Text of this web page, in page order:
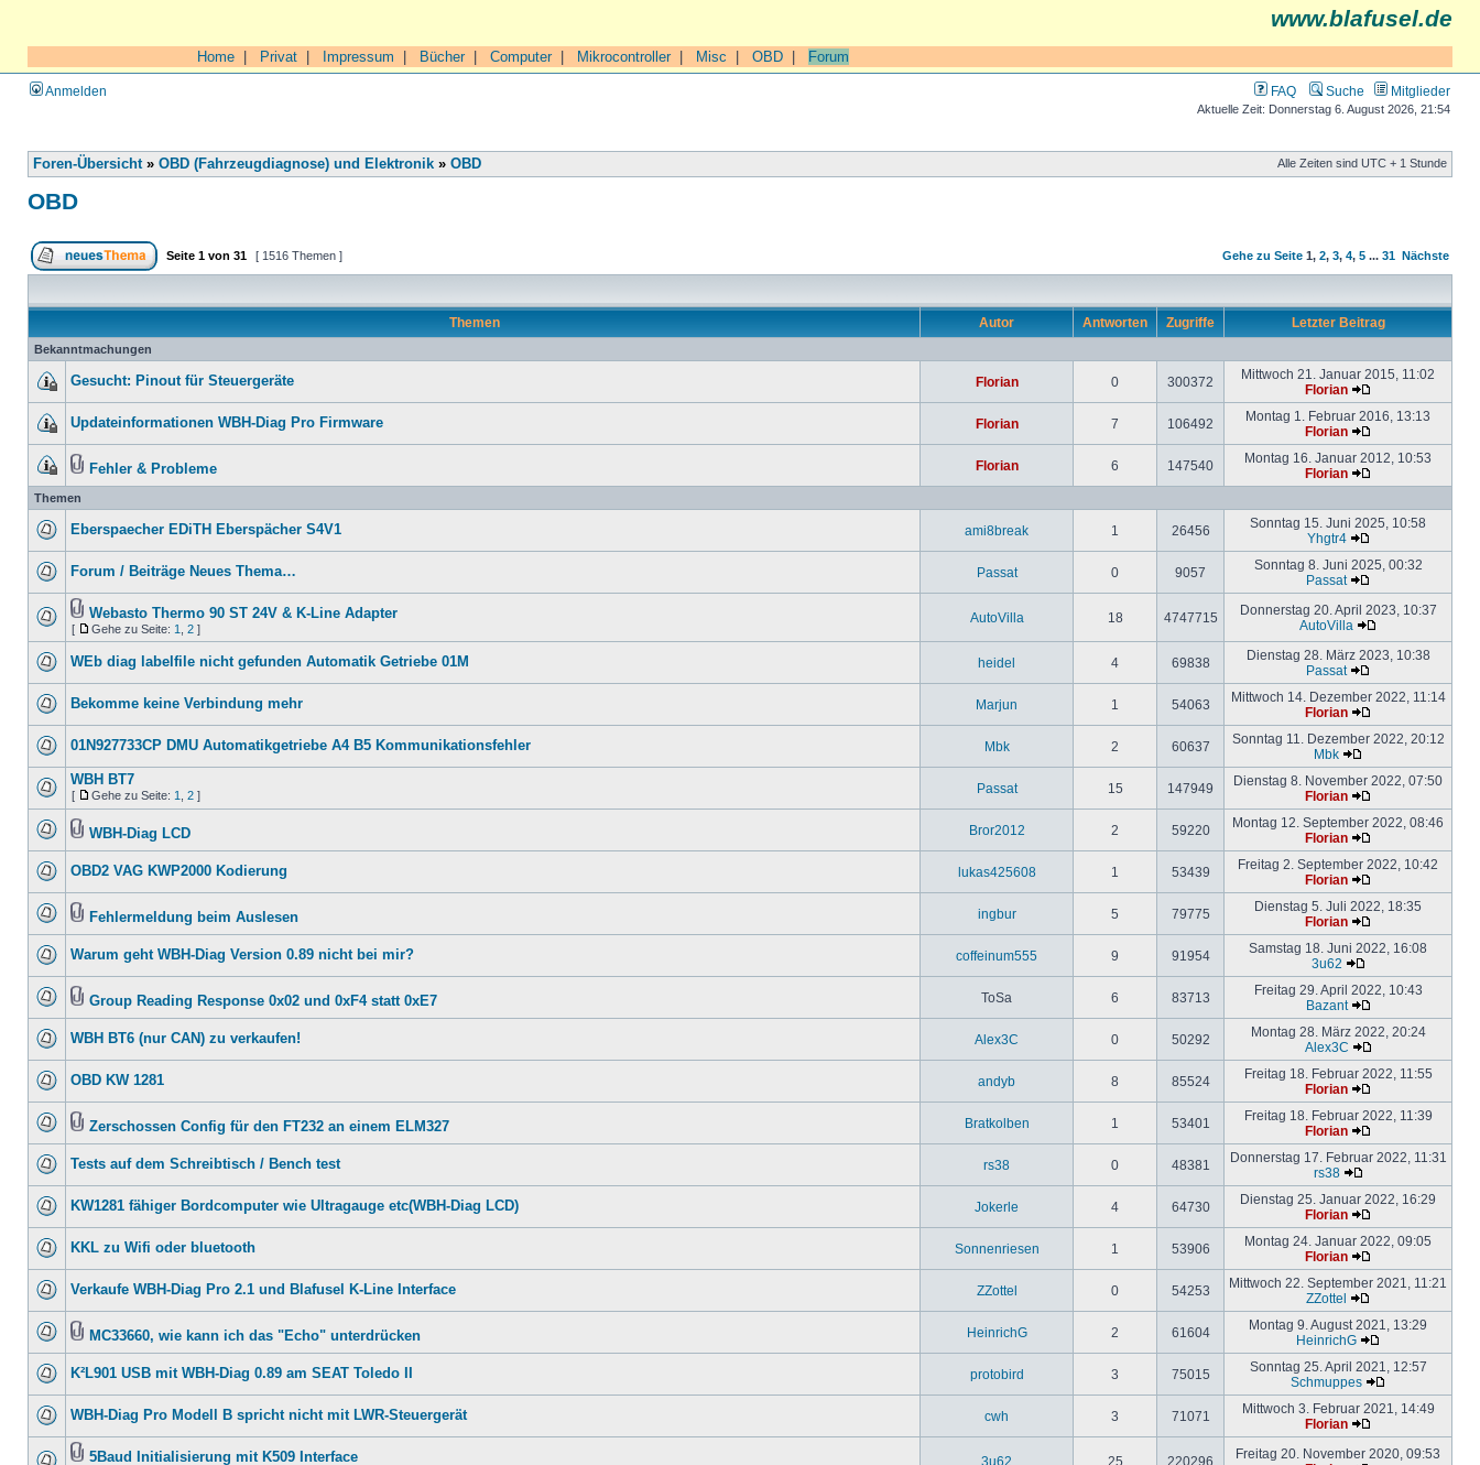
www.blafusel.de
Home Privat Impressum Bücher| Computer| Mikrocontroller| Misc OBD Forum
Anmelden FAQ Suche Mitglieder
Aktuelle Zeit: Donnerstag 6. August 2026, 21:54
Foren-Übersicht» OBD (Fahrzeugdiagnose) und Elektronik » OBD Alle Zeiten sind UTC + 1 Stunde
OBD
Seite 1 von 31 [ 1516 Themen ] Gehe zu Seite 1, 2, 3, 4, 5 ... 31 Nächste
Themen Autor Antworten Zugriffe Letzter Beitrag
Bekanntmachungen
Gesucht: Pinout für Steuergeräte Florian 0 300372
Mittwoch 21. Januar 2015, 11:02
Florian
Updateinformationen WBH-Diag Pro Firmware Florian 7 106492
Montag 1. Februar 2016, 13:13
Florian
Fehler & Probleme Florian 6 147540
Montag 16. Januar 2012, 10:53
Florian
Themen
Eberspaecher EDiTH Eberspächer S4V1 ami8break 1 26456
Sonntag 15. Juni 2025, 10:58
Yhgtr4
Forum / Beiträge Neues Thema… Passat 0 9057
Sonntag 8. Juni 2025, 00:32
Passat
Webasto Thermo 90 ST 24V & K-Line Adapter
[ Gehe zu Seite: 1 2 ]
AutoVilla 18 4747715
Donnerstag 20. April 2023, 10:37
AutoVilla
WEb diag labelfile nicht gefunden Automatik Getriebe 01M heidel 4 69838
Dienstag 28. März 2023, 10:38
Passat
Bekomme keine Verbindung mehr Marjun 1 54063
Mittwoch 14. Dezember 2022, 11:14
Florian
01N927733CP DMU Automatikgetriebe A4 B5 Kommunikationsfehler Mbk 2 60637
Sonntag 11. Dezember 2022, 20:12
Mbk
WBH BT7
[ Gehe zu Seite: 1 2 ] Passat 15 147949
Dienstag 8. November 2022, 07:50
Florian
WBH-Diag LCD Bror2012 2 59220
Montag 12. September 2022, 08:46
Florian
OBD2 VAG KWP2000 Kodierung lukas425608 1 53439
Freitag 2. September 2022, 10:42
Florian
Fehlermeldung beim Auslesen ingbur 5 79775
Dienstag 5. Juli 2022, 18:35
Florian
Warum geht WBH-Diag Version 0.89 nicht bei mir? coffeinum555 9 91954
Samstag 18. Juni 2022, 16:08
3u62
Group Reading Response 0x02 und 0xF4 statt 0xE7 ToSa 6 83713
Freitag 29. April 2022, 10:43
Bazant
WBH BT6 (nur CAN) zu verkaufen! Alex3C 0 50292
Montag 28. März 2022, 20:24
Alex3C
OBD KW 1281 andyb 8 85524
Freitag 18. Februar 2022, 11:55
Florian
Zerschossen Config für den FT232 an einem ELM327 Bratkolben 1 53401
Freitag 18. Februar 2022, 11:39
Florian
Tests auf dem Schreibtisch / Bench test rs38 0 48381
Donnerstag 17. Februar 2022, 11:31
rs38
KW1281 fähiger Bordcomputer wie Ultragauge etc(WBH-Diag LCD) Jokerle 4 64730
Dienstag 25. Januar 2022, 16:29
Florian
KKL zu Wifi oder bluetooth Sonnenriesen 1 53906
Montag 24. Januar 2022, 09:05
Florian
Verkaufe WBH-Diag Pro 2.1 und Blafusel K-Line Interface ZZottel 0 54253
Mittwoch 22. September 2021, 11:21
ZZottel
MC33660, wie kann ich das "Echo" unterdrücken HeinrichG 2 61604
Montag 9. August 2021, 13:29
HeinrichG
K²L901 USB mit WBH-Diag 0.89 am SEAT Toledo II protobird 3 75015
Sonntag 25. April 2021, 12:57
Schmuppes
WBH-Diag Pro Modell B spricht nicht mit LWR-Steuergerät cwh 3 71071
Mittwoch 3. Februar 2021, 14:49
Florian
5Baud Initialisierung mit K509 Interface 3u62 25 220296
Freitag 20. November 2020, 09:53